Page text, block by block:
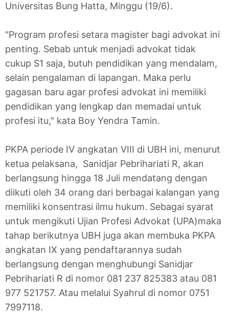
Universitas Bung Hatta, Minggu (19/6).
"Program profesi setara magister bagi advokat ini
penting. Sebab untuk menjadi advokat tidak
cukup S1 saja, butuh pendidikan yang mendalam,
selain pengalaman di lapangan. Maka perlu
gagasan baru agar profesi advokat ini memiliki
pendidikan yang lengkap dan memadai untuk
profesi itu," kata Boy Yendra Tamin.
PKPA periode IV angkatan VIII di UBH ini, menurut
ketua pelaksana, Sanidjar Pebrihariati R, akan
berlangsung hingga 18 Juli mendatang dengan
diikuti oleh 34 orang dari berbagai kalangan yang
memiliki konsentrasi ilmu hukum. Sebagai syarat
untuk mengikuti Ujian Profesi Advokat (UPA)maka
tahap berikutnya UBH juga akan membuka PKPA
angkatan IX yang pendaftarannya sudah
berlangsung dengan menghubungi Sanidjar
Pebrihariati R di nomor 081 237 825383 atau 081
977 521757. Atau melalui Syahrul di nomor 0751
7997118.